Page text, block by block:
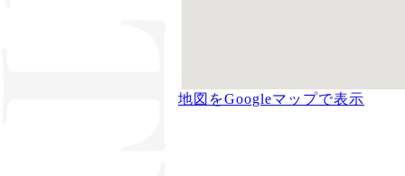
地図をGoogleマップで表示